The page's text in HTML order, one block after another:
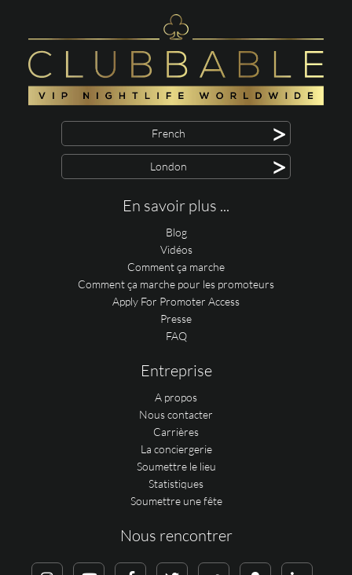
French >
London >
En savoir plus ...
Blog
Vidéos
Comment ça marche
Comment ça marche pour les promoteurs
Apply For Promoter Access
Presse
FAQ
Entreprise
A propos
Nous contacter
Carrières
La conciergerie
Soumettre le lieu
Statistiques
Soumettre une fête
Nous rencontrer